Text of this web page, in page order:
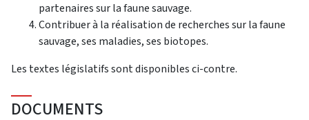
partenaires sur la faune sauvage.
Contribuer à la réalisation de recherches sur la faune
sauvage, ses maladies, ses biotopes.
Les textes législatifs sont disponibles ci-contre.
DOCUMENTS